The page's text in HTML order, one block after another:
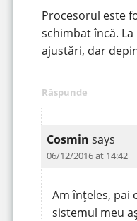
Procesorul este
schimbat încă.
ajustări, dar
Răspunde
Cosmin says
06/12/2016 at 14:42
Am înțeles, pai
sistemul meu